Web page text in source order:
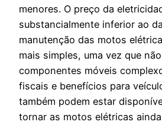
menores. O preço da
substancialmente inferior ao
manutenção das motos
mais simples, uma vez que
componentes móveis
fiscais e benefícios para
também podem estar
tornar as motos elétricas